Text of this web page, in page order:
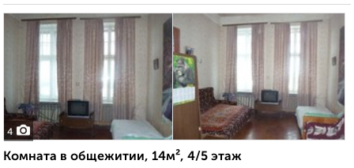
4
Комната в общежитии, 14м², 4/5 этаж